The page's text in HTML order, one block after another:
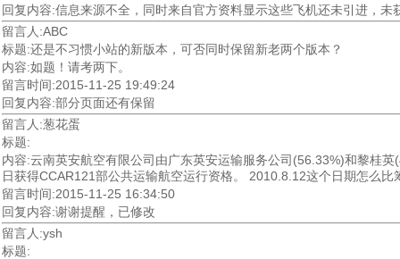
回复内容:信息来源不全，同时来自官方资料显示这些飞机还未引进，
留言人:ABC
标题:还是不习惯小站的新版本，可否同时保留新老两个版本？
内容:如题！请考两下。
留言时间:2015-11-25 19:49:24
回复内容:部分页面还有保留
留言人:葱花蛋
标题:
内容:云南英安航空有限公司由广东英安运输服务公司(56.33%)和黎桂
日获得CCAR121部公共运输航空运行资格。 2010.8.12这个日期怎么比
留言时间:2015-11-25 16:34:50
回复内容:谢谢提醒，已修改
留言人:ysh
标题: